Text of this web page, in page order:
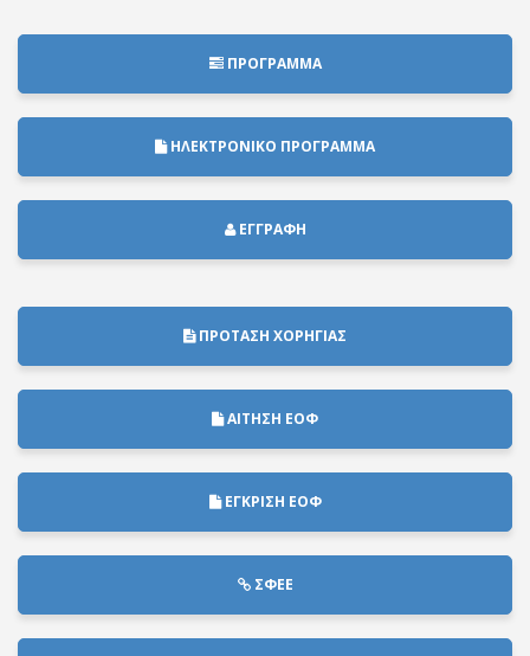
ΠΡΟΓΡΑΜΜΑ
ΗΛΕΚΤΡΟΝΙΚΟ ΠΡΟΓΡΑΜΜΑ
ΕΓΓΡΑΦΗ
ΠΡΟΤΑΣΗ ΧΟΡΗΓΙΑΣ
ΑΙΤΗΣΗ ΕΟΦ
ΕΓΚΡΙΣΗ ΕΟΦ
ΣΦΕΕ